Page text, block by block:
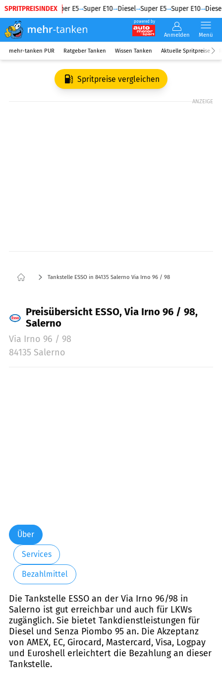
SPRITPREISINDEX
Diesel Super E5 Super E10 Diesel Super E5 Super E10 Diesel
powered by
Anmelden Menü
mehr-tanken PUR Ratgeber Tanken Wissen Tanken Aktuelle Spritpreise
Spritpreise vergleichen
ANZEIGE
Tankstelle ESSO in 84135 Salerno Via Irno 96 / 98
Preisübersicht ESSO, Via Irno 96 / 98,
Salerno
Via Irno 96 / 98
84135 Salerno
Über
Services
Bezahlmittel
Die Tankstelle ESSO an der Via Irno 96/98 in
Salerno ist gut erreichbar und auch für LKWs
zugänglich. Sie bietet Tankdienstleistungen für
Diesel und Senza Piombo 95 an. Die Akzeptanz
von AMEX, EC, Girocard, Mastercard, Visa, Logpay
und Euroshell erleichtert die Bezahlung an dieser
Tankstelle.